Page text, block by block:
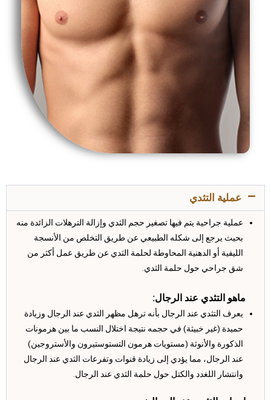
عملية التثدي
عملية جراحية يتم فيها تصغير حجم الثدي وإزالة الترهلات الزائدة منه
بحيث يرجع إلى شكله الطبيعي عن طريق التخلص من الأنسجة
الليفية أو الدهنية المحاوطة لحلمة الثدي عن طريق عمل أكثر من
شق جراحي حول حلمة الثدي.
ماهو التثدي عند الرجال:
يعرف التثدي عند الرجال بأنه ترهل مظهر الثدي عند الرجال وزيادة
حميدة (غير خبيثة) في حجمه نتيجة اختلال النسب ما بين هرمونات
الذكورة والأنوثة (مستويات هرمون التستوستيرون والأستروجين)
عند الرجال، مما يؤدي إلى زيادة قنوات وتفرعات الثدي عند الرجال
وانتشار اللغدد والكتل حول حلمة الثدي عند الرجال.